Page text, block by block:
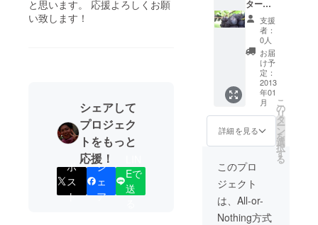
と思います。 応援よろしくお願
い致します！
シェアして
プロジェク
トをもっと
応援！
ポ
ス
ト
シ
ェ
ア
Eで
送
（日本
酒部
門）で
チャン
ピオ
ン・サ
ケ（最
優秀
賞）を
受賞）
ターン
品に加
え、 ・
旅先で
の活動
を電話
にて報
告（※ご
希望の
方の
み） ・
横手の
大沢ぶ
どう
（贈答
用） ・
横手や
きそば
セット
支援
者：
0人
お届
け予
定：
2013
年01
月
詳細を見る
こ
の
リ
タ
ー
ン
を
選
択
す
る
このプロ
ジェクト
は、All-or-
Nothing方式